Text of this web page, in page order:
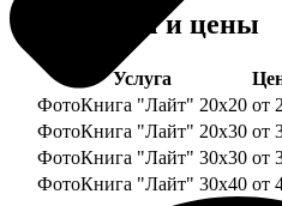
Форматы и цены
Услуга
ФотоКнига "Лайт" 20x20 от
ФотоКнига "Лайт" 20x30 от
ФотоКнига "Лайт" 30x30 от
ФотоКнига "Лайт" 30x40 от